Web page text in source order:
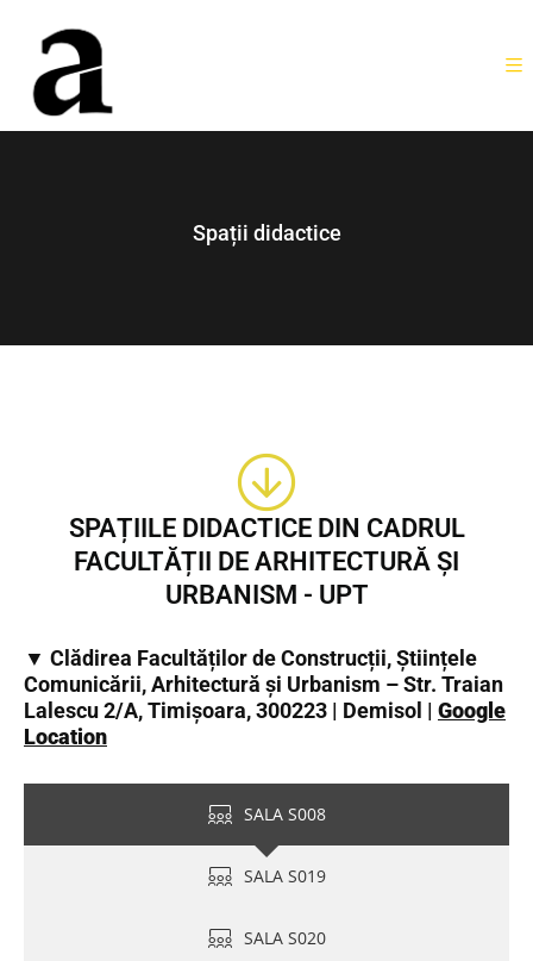
Spații didactice
SPAȚIILE DIDACTICE DIN CADRUL
FACULTĂȚII DE ARHITECTURĂ ȘI
URBANISM - UPT
▼ Clădirea Facultăților de Construcții, Științele
Comunicării, Arhitectură și Urbanism – Str. Traian
Lalescu 2/A, Timișoara, 300223 | Demisol | Google
Location
SALA S008
SALA S019
SALA S020